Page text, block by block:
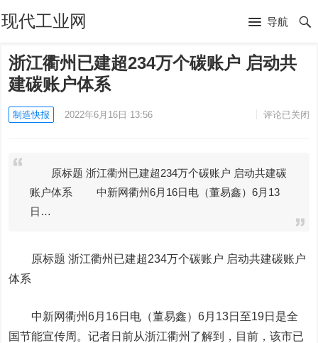
现代工业网 导航
浙江衢州已建超234万个碳账户 启动共
建碳账户体系
制造快报 2022年6月16日 13:56 评论已关闭
原标题 浙江衢州已建超234万个碳账户 启动共建碳
账户体系 中新网衢州6月16日电（董易鑫）6月13
日…
原标题 浙江衢州已建超234万个碳账户 启动共建碳账户
体系
中新网衢州6月16日电（董易鑫）6月13日至19日是全
国节能宣传周。记者日前从浙江衢州了解到，目前，该市已